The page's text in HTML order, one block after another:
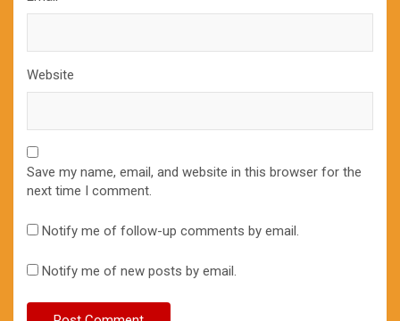
Website
Save my name, email, and website in this browser for the
next time I comment.
Notify me of follow-up comments by email.
Notify me of new posts by email.